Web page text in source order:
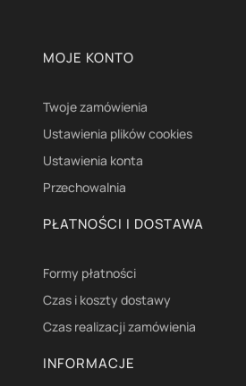
Linki w stopce
MOJE KONTO
Twoje zamówienia
Ustawienia plików cookies
Ustawienia konta
Przechowalnia
PŁATNOŚCI I DOSTAWA
Formy płatności
Czas i koszty dostawy
Czas realizacji zamówienia
INFORMACJE